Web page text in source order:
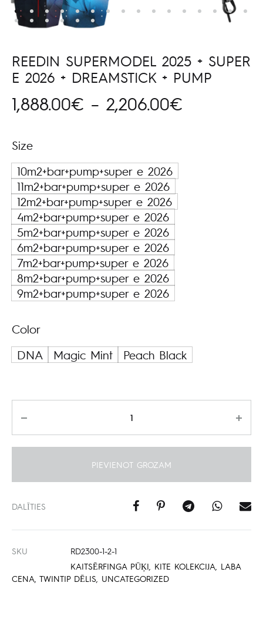
REEDIN SUPERMODEL 2025 + SUPER
E 2026 + DREAMSTICK + PUMP
1,888.00€ – 2,206.00€
Size
10m2+bar+pump+super e 2026
11m2+bar+pump+super e 2026
12m2+bar+pump+super e 2026
4m2+bar+pump+super e 2026
5m2+bar+pump+super e 2026
6m2+bar+pump+super e 2026
7m2+bar+pump+super e 2026
8m2+bar+pump+super e 2026
9m2+bar+pump+super e 2026
Color
DNA
Magic Mint Peach Black
PIEVIENOT GROZAM
DALĪTIES
SKU
RD2300-1-2-1
KAITSĒRFINGA PŪĶI
KITE KOLEKCIJA
LABA
CENA TWINTIP DĒLIS UNCATEGORIZED